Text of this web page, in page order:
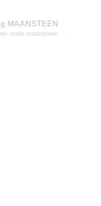
MAANSTEEN
ovale maansteen.…